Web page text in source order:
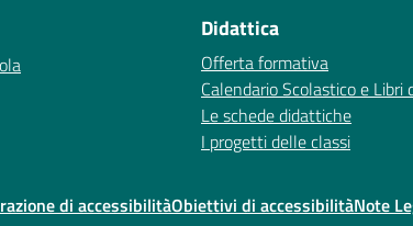
Didattica
Offerta formativa
Calendario Scolastico e Libri
Le schede didattiche
I progetti delle classi
di accessibilitàObiettivi di accessibilitàNote